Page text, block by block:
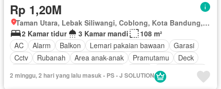
Rp 1,20M
Taman Utara, Lebak Siliwangi, Coblong, Kota Bandung, Jawa Barat
2 Kamar tidur
3 Kamar mandi
108 m²
AC
Alarm Balkon Lemari pakaian bawaan
Garasi
Cctv
Rubanah Area anak-anak Pramutamu
Deck
Dapur lengkap
Fully fenced
Panggang
2 minggu, 2 hari yang lalu masuk - PS - J SOLUTION